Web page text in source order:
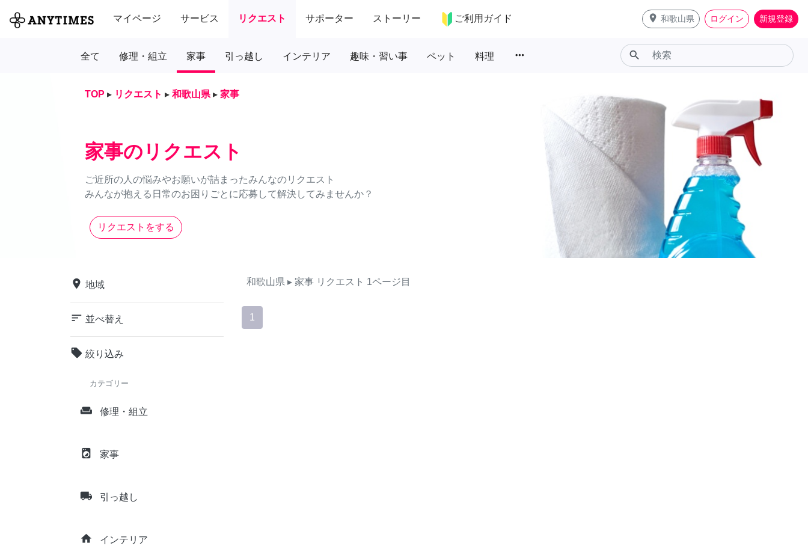
マイページ サービス リクエスト サポーター ストーリー ご利用ガイド place 和歌山県 ログイン 新規登録
全て 修理・組立 家事 引っ越し インテリア 趣味・習い事 ペット 料理 more_horiz search
TOP ▸ リクエスト ▸ 和歌山県 ▸ 家事
家事のリクエスト
ご近所の人の悩みやお願いが詰まったみんなのリクエスト
みんなが抱える日常のお困りごとに応募して解決してみませんか？
リクエストをする
place 地域
sort 並べ替え
local_offer 絞り込み
カテゴリー
weekend 修理・組立
local_laundry_service 家事
local_shipping 引っ越し
home インテリア
和歌山県 ▸ 家事 リクエスト 1ページ目
1